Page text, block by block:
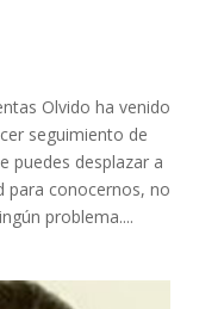
Olvido ha venido
seguimiento de
puedes desplazar a
para conocernos, no
problema....